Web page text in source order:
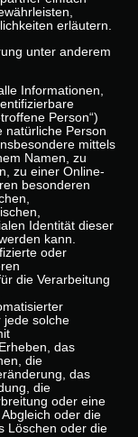
erläutern.
unter anderem
Informationen,
Person“)
natürliche Person
mittels
Namen, zu
zu einer Online-
besonderen
Identität dieser
kann.
oder
die Verarbeitung
jede solche
das
die
das
die
oder eine
oder die
Löschen oder die